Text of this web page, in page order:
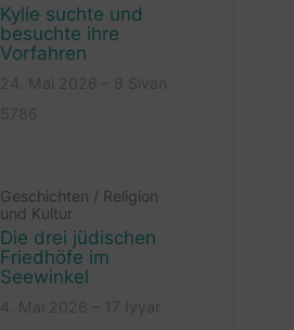
Kylie suchte und
besuchte ihre
Vorfahren
Geschichten / Religion
und Kultur
Die drei jüdischen
Friedhöfe im
Seewinkel